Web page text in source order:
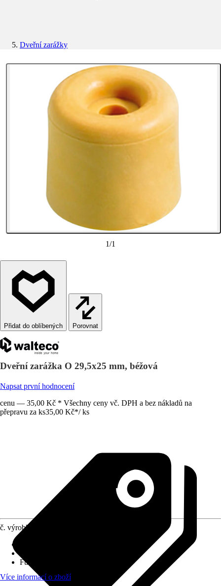
Dveřní zarážky
1/1
Porovnat
Dveřní zarážka O 29,5x25 mm, béžová
Napsat první hodnocení
cenu — 35,00 Kč * Všechny ceny vč. DPH a bez nákladů na
přepravu za ks35,00 Kč*/ ks
č. výrobku
Funkce
Více informací o zboží